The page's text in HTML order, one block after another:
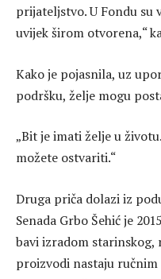
prijateljstvo. U Fondu su
uvijek širom otvorena,“
Kako je pojasnila, uz
podršku, želje mogu
„Bit je imati želje u
možete ostvariti.“
Druga priča dolazi iz
Senada Grbo Šehić je
bavi izradom starinskog,
proizvodi nastaju